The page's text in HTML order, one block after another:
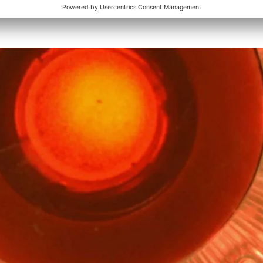
Internetrecht Recht auf Vergessenwerden